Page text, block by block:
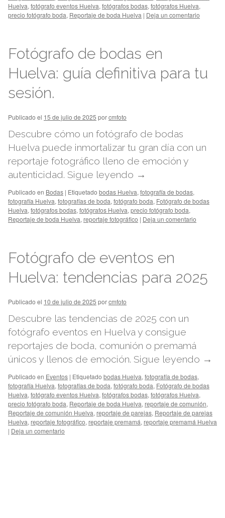
Huelva, fotógrafo eventos Huelva, fotógrafos bodas, fotógrafos Huelva,
precio fotógrafo boda, Reportaje de boda Huelva | Deja un comentario
Fotógrafo de bodas en
Huelva: guía definitiva para tu
sesión.
Publicado el 15 de julio de 2025 porcmfoto
Descubre cómo un fotógrafo de bodas
Huelva puede inmortalizar tu gran día con un
reportaje fotográfico lleno de emoción y
autenticidad. Sigue leyendo →
Publicado en Bodas | Etiquetado bodas Huelva, fotografía de bodas,
fotografía Huelva, fotografías de boda, fotógrafo boda, Fotógrafo de bodas
Huelva, fotógrafos bodas, fotógrafos Huelva, precio fotógrafo boda,
Reportaje de boda Huelva, reportaje fotográfico | Deja un comentario
Fotógrafo de eventos en
Huelva: tendencias para 2025
Publicado el 10 de julio de 2025 porcmfoto
Descubre las tendencias de 2025 con un
fotógrafo eventos en Huelva y consigue
reportajes de boda, comunión o premamá
únicos y llenos de emoción. Sigue leyendo →
Publicado en Eventos | Etiquetado bodas Huelva, fotografía de bodas,
fotografía Huelva, fotografías de boda, fotógrafo boda, Fotógrafo de bodas
Huelva, fotógrafo eventos Huelva, fotógrafos bodas, fotógrafos Huelva,
precio fotógrafo boda, Reportaje de boda Huelva, reportaje de comunión,
Reportaje de comunión Huelva, reportaje de parejas, Reportaje de parejas
Huelva, reportaje fotográfico, reportaje premamá, reportaje premamá Huelva
| Deja un comentario